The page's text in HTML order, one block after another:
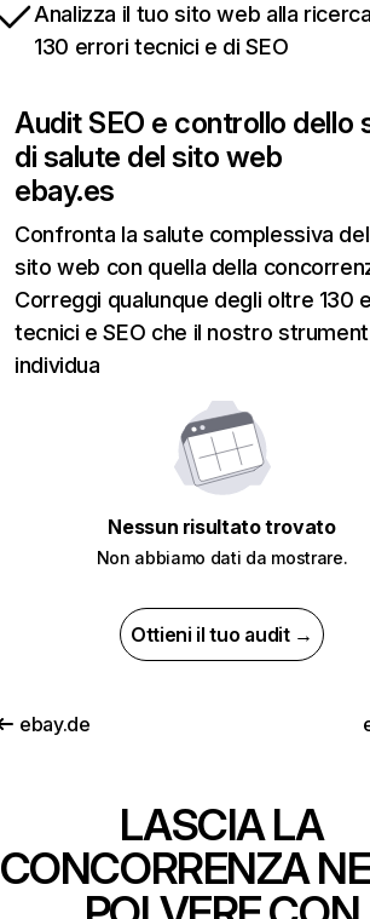
Analizza il tuo sito web alla
130 errori tecnici e di SEO
Audit SEO e controllo dello
di salute del sito web
ebay.es
Confronta la salute complessiva
sito web con quella della
Correggi qualunque degli oltre 130
tecnici e SEO che il nostro
individua
Nessun risultato trovato
Non abbiamo dati da mostrare.
Ottieni il tuo audit →
ebay.de
LASCIA LA
CONCORRENZA